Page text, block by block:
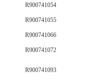
R900741054
R900741055
R900741066
R900741072
R900741093